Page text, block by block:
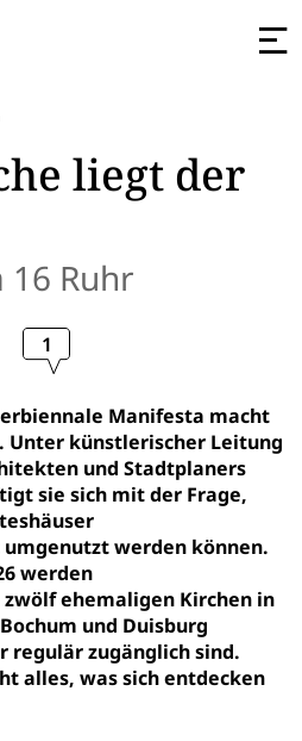
liegt der
Ruhr
1
Manifesta macht
Unter künstlerischer Leitung
und Stadtplaners
sie sich mit der Frage,
werden können.
werden
ehemaligen Kirchen in
und Duisburg
regulär zugänglich sind.
alles, was sich entdecken